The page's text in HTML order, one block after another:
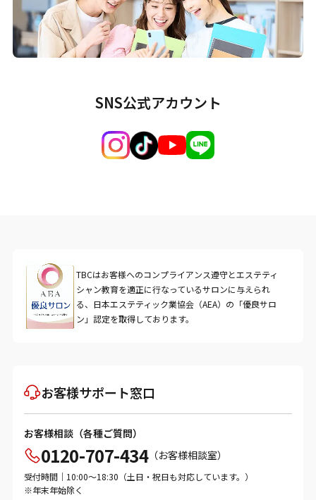
SNS公式アカウント
TBCはお客様へのコンプライアンス遵守とエステティ
シャン教育を適正に行なっているサロンに与えられ
る、日本エステティック業協会（AEA）の「優良サロ
ン」認定を取得しております。
お客様サポート窓口
お客様相談（各種ご質問）
0120-707-434（お客様相談室）
受付時間｜10:00～18:30（土日・祝日も対応しています。）
※年末年始除く